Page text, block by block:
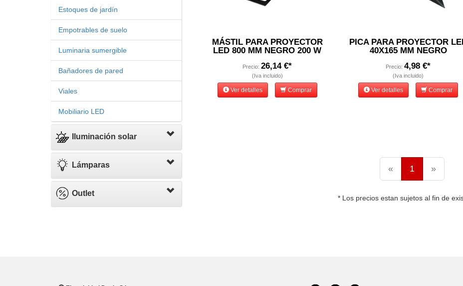
Estoques de jardín
Empotrables de suelo
Luminaria sumergible
Bañadores de pared
Viales
Mobiliario LED
Iluminación solar
Lámparas
Outlet
MÁSTIL PARA PROYECTOR
LED 800 MM NEGRO 200 W
Precio:26,14 €*
(Iva incluido)
Ver detalles Comprar
PICA PARA PROYECTOR
40X165 MM NEGRO
Precio:4,98 €*
(Iva incluido)
Ver detalles Comprar
« 1 »
* Los precios estan sujetos al fin de